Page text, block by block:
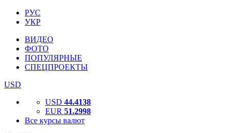
РУС
УКР
ВИДЕО
ФОТО
ПОПУЛЯРНЫЕ
СПЕЦПРОЕКТЫ
USD
USD 44.4138
EUR 51.2998
Все курсы валют